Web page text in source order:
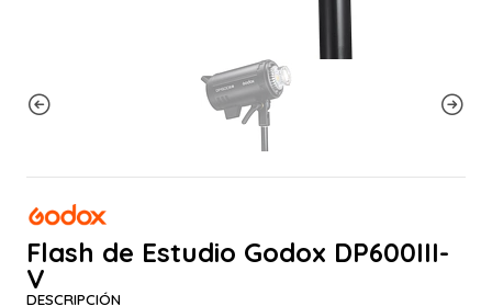
Flash de Estudio Godox DP600III-
V
DESCRIPCIÓN